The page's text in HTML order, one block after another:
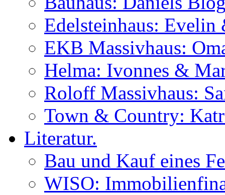
Edelsteinhaus:
EKB Massivhaus:
Helma: Ivonnes &
Roloff Massivhaus:
Town & Country:
Literatur.
Bau und Kauf eines
WISO: